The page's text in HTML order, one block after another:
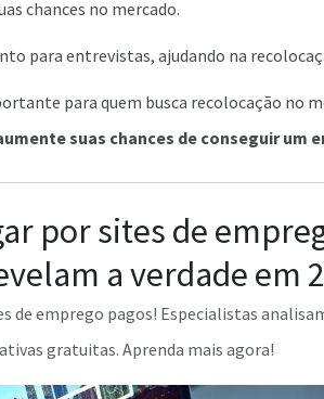
chances no mercado.
para entrevistas, ajudando na
para quem busca recolocação no
suas chances de conseguir um
por sites de
a verdade em
de emprego pagos! Especialistas
gratuitas. Aprenda mais agora!